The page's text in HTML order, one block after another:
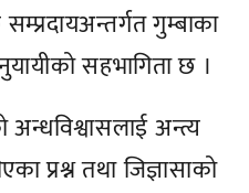
गुम्बाका
सहभागिता छ ।
अन्धविश्वासलाई अन्त्य
प्रश्न तथा जिज्ञासाको